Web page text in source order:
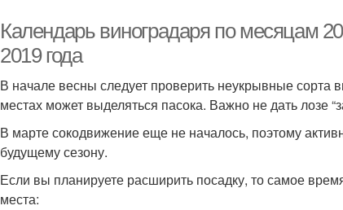
Календарь виноградаря по месяцам
2019 года
В начале весны следует проверить неукрывные сорта
местах может выделяться пасока. Важно не дать лозе
В марте сокодвижение еще не началось, поэтому
будущему сезону.
Если вы планируете расширить посадку, то самое
места: